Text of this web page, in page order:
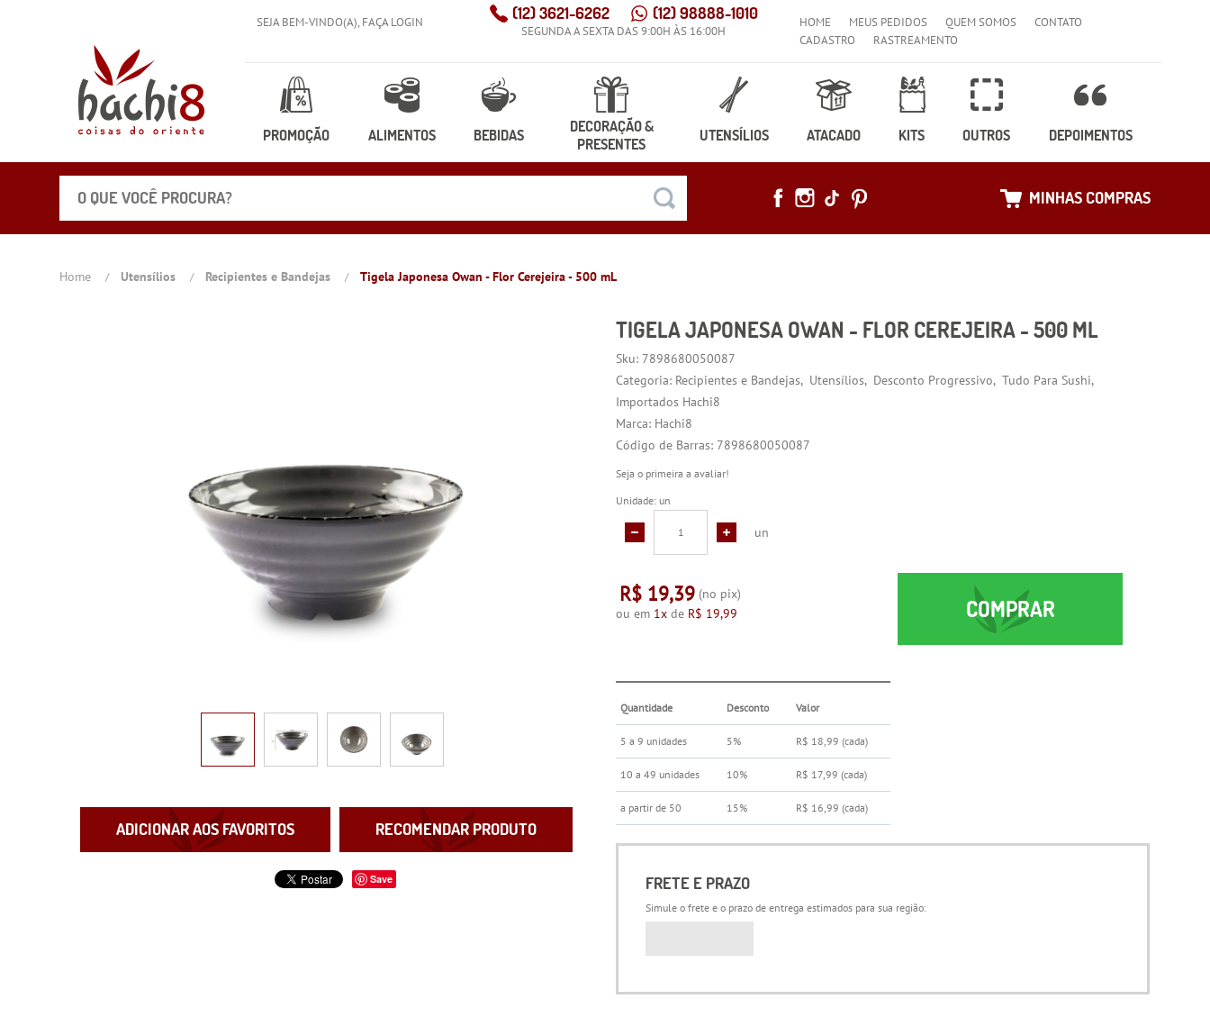
SEJA BEM-VINDO(A), FAÇA LOGIN (12)3621-6262 (12)98888-1010
SEGUNDA A SEXTA DAS 9:00H ÀS 16:00H
HOME MEUS PEDIDOS QUEM SOMOS
CONTATO
CADASTRO
RASTREAMENTO
PROMOÇÃO ALIMENTOS BEBIDAS
DECORAÇÃO &
PRESENTES
UTENSÍLIOS ATACADO KITS OUTROS DEPOIMENTOS
MINHAS COMPRAS
Home Utensílios Recipientes e Bandejas Tigela Japonesa Owan - Flor Cerejeira - 500 mL
ADICIONAR AOS FAVORITOS RECOMENDAR PRODUTO
Save
TIGELA JAPONESA OWAN - FLOR CEREJEIRA - 500 ML
Sku: 7898680050087
Categoria: Recipientes e Bandejas Utensílios Desconto Progressivo
Tudo Para Sushi
Importados Hachi8
Marca: Hachi8
Código de Barras: 7898680050087
Seja o primeira a avaliar!
Unidade: un
un
R$ 19,39 (no pix)
ou em 1x de R$ 19,99 COMPRAR
Quantidade Desconto Valor
5 a 9 unidades 5% R$ 18,99 (cada)
10 a 49 unidades 10% R$ 17,99 (cada)
a partir de 50 15% R$ 16,99 (cada)
FRETE E PRAZO
Simule o frete e o prazo de entrega estimados para sua região: